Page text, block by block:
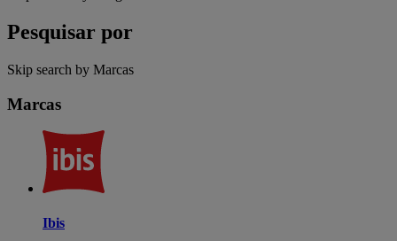
Pesquisar por
Skip search by Marcas
Marcas
Ibis